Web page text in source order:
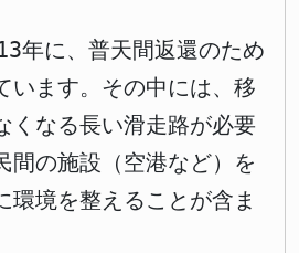
年に、普天間返還のため
います。その中には、移
くなる長い滑走路が必要
間の施設（空港など）を
環境を整えることが含ま